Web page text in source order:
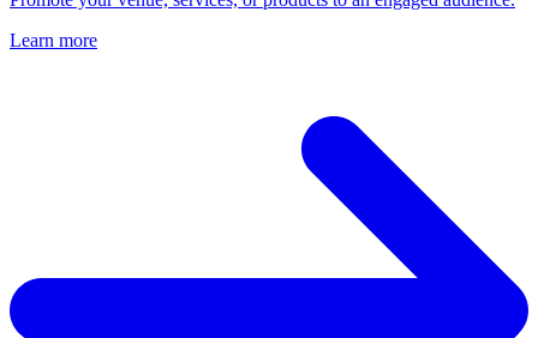
Learn more